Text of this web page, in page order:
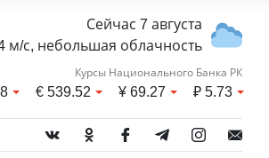
Сейчас 7 августа
м/с, небольшая облачность
Курсы Национального Банка РК
€539.52 ¥69.27 ₽5.73